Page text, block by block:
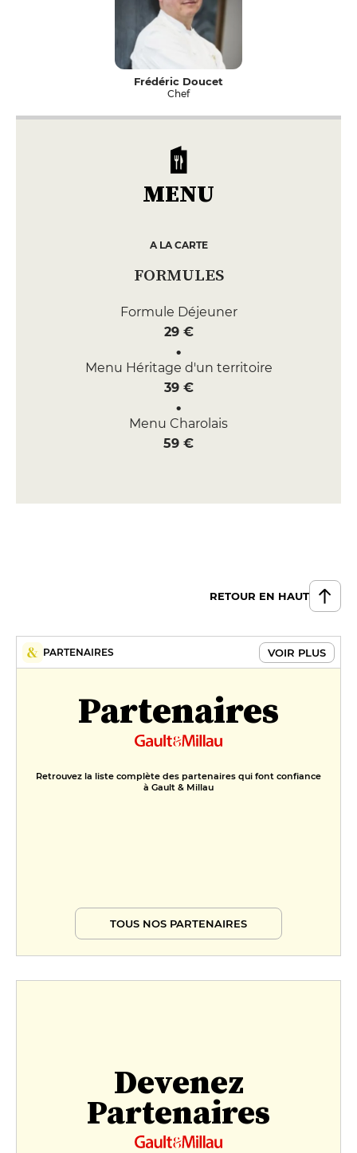
Frédéric Doucet
Chef
MENU
A LA CARTE
FORMULES
Formule Déjeuner
29 €
Menu Héritage d'un territoire
39 €
Menu Charolais
59 €
RETOUR EN HAUT
PARTENAIRES VOIR PLUS
Partenaires
Retrouvez la liste complète des partenaires qui font confiance
à Gault & Millau
TOUS NOS PARTENAIRES
Devenez
Partenaires